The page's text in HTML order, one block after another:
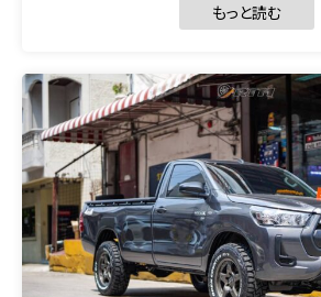
もっと読む